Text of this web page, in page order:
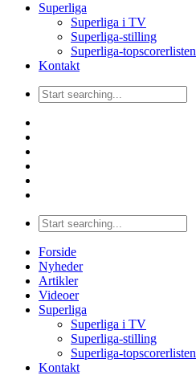
Superliga
Superliga i TV
Superliga-stilling
Superliga-topscorerlisten
Kontakt
Forside
Nyheder
Artikler
Videoer
Superliga
Superliga i TV
Superliga-stilling
Superliga-topscorerlisten
Kontakt